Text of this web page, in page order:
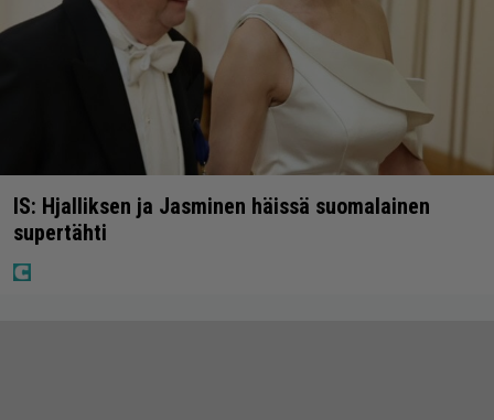
IS: Hjalliksen ja Jasminen häissä suomalainen
supertähti